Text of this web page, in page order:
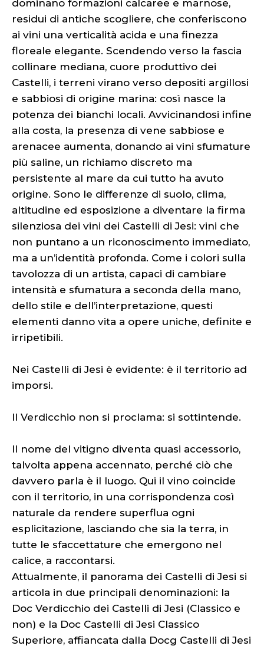
dominano formazioni calcaree e marnose,
residui di antiche scogliere, che conferiscono
ai vini una verticalità acida e una finezza
floreale elegante. Scendendo verso la fascia
collinare mediana, cuore produttivo dei
Castelli, i terreni virano verso depositi argillosi
e sabbiosi di origine marina: così nasce la
potenza dei bianchi locali. Avvicinandosi infine
alla costa, la presenza di vene sabbiose e
arenacee aumenta, donando ai vini sfumature
più saline, un richiamo discreto ma
persistente al mare da cui tutto ha avuto
origine. Sono le differenze di suolo, clima,
altitudine ed esposizione a diventare la firma
silenziosa dei vini dei Castelli di Jesi: vini che
non puntano a un riconoscimento immediato,
ma a un’identità profonda. Come i colori sulla
tavolozza di un artista, capaci di cambiare
intensità e sfumatura a seconda della mano,
dello stile e dell’interpretazione, questi
elementi danno vita a opere uniche, definite e
irripetibili.
Nei Castelli di Jesi è evidente: è il territorio ad
imporsi.
Il Verdicchio non si proclama: si sottintende.
Il nome del vitigno diventa quasi accessorio,
talvolta appena accennato, perché ciò che
davvero parla è il luogo. Qui il vino coincide
con il territorio, in una corrispondenza così
naturale da rendere superflua ogni
esplicitazione, lasciando che sia la terra, in
tutte le sfaccettature che emergono nel
calice, a raccontarsi.
Attualmente, il panorama dei Castelli di Jesi si
articola in due principali denominazioni: la
Doc Verdicchio dei Castelli di Jesi (Classico e
non) e la Doc Castelli di Jesi Classico
Superiore, affiancata dalla Docg Castelli di Jesi